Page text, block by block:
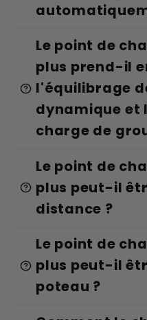
Le point de
plus prend-il
l'équilibrage
dynamique et
charge de
Le point de
plus peut-il
distance ?
Le point de
plus peut-il
poteau ?